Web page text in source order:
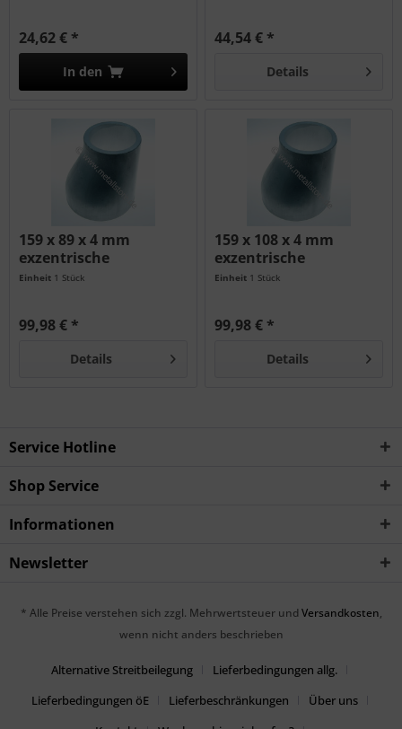
24,62 € *
In den
44,54 € *
Details
159 x 89 x 4 mm
exzentrische
Reduzierung AlMgSi
Einheit 1 Stück
99,98 € *
Details
159 x 108 x 4 mm
exzentrische
Reduzierung AlMgSi
Einheit 1 Stück
99,98 € *
Details
Service Hotline
Shop Service
Informationen
Newsletter
* Alle Preise verstehen sich zzgl. Mehrwertsteuer und Versandkosten,
wenn nicht anders beschrieben
Alternative Streitbeilegung
Lieferbedingungen allg.
Lieferbedingungen öE
Lieferbeschränkungen
Über uns